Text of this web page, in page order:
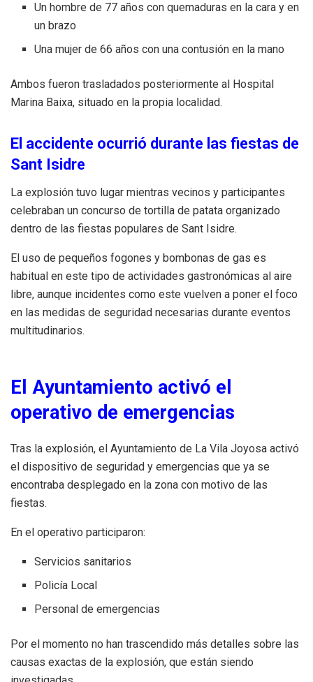
Un hombre de 77 años con quemaduras en la cara y en
un brazo
Una mujer de 66 años con una contusión en la mano
Ambos fueron trasladados posteriormente al Hospital
Marina Baixa, situado en la propia localidad.
El accidente ocurrió durante las fiestas de
Sant Isidre
La explosión tuvo lugar mientras vecinos y participantes
celebraban un concurso de tortilla de patata organizado
dentro de las fiestas populares de Sant Isidre.
El uso de pequeños fogones y bombonas de gas es
habitual en este tipo de actividades gastronómicas al aire
libre, aunque incidentes como este vuelven a poner el foco
en las medidas de seguridad necesarias durante eventos
multitudinarios.
El Ayuntamiento activó el
operativo de emergencias
Tras la explosión, el Ayuntamiento de La Vila Joyosa activó
el dispositivo de seguridad y emergencias que ya se
encontraba desplegado en la zona con motivo de las
fiestas.
En el operativo participaron:
Servicios sanitarios
Policía Local
Personal de emergencias
Por el momento no han trascendido más detalles sobre las
causas exactas de la explosión, que están siendo